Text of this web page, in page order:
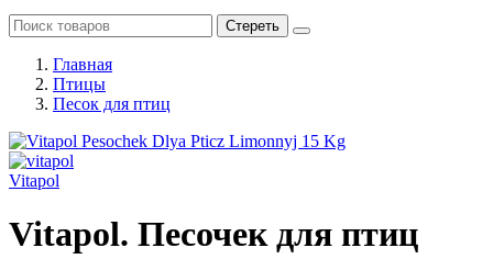
Стереть
Главная
Птицы
Песок для птиц
Vitapol
Vitapol. Песочек для птиц